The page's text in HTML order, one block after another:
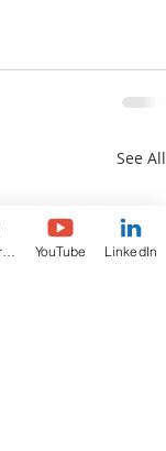
See All
YouTube LinkedIn